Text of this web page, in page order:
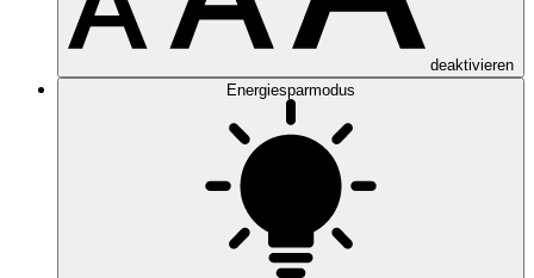
deaktivieren
Energiesparmodus